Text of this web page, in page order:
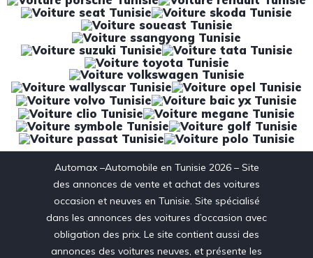
Automax –Automobile en Tunisie 2026 – Site
des annonces de vente et achat des voitures
occasion et neuves en Tunisie. Site spécialisé
dans les annonces des voitures d’occasion avec
obligation des prix. Le site contient aussi des
annonces des voitures neuves, et présente les